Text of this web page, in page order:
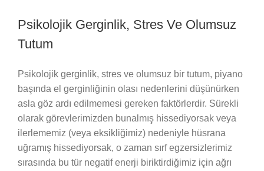
Psikolojik Gerginlik, Stres Ve Olumsuz
Tutum
Psikolojik gerginlik, stres ve olumsuz bir tutum, piyano
başında el gerginliğinin olası nedenlerini düşünürken
asla göz ardı edilmemesi gereken faktörlerdir. Sürekli
olarak görevlerimizden bunalmış hissediyorsak veya
ilerlememiz (veya eksikliğimiz) nedeniyle hüsrana
uğramış hissediyorsak, o zaman sırf egzersizlerimiz
sırasında bu tür negatif enerji biriktirdiğimiz için ağrı